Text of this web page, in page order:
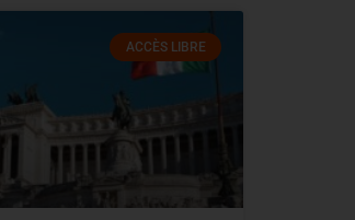
ACCÈS LIBRE